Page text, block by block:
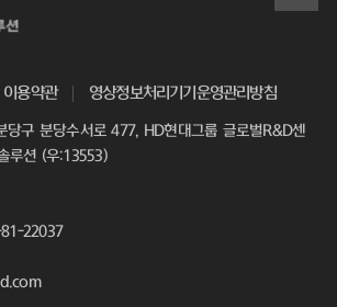
이용약관 영상정보처리기기운영관리방침
당구 분당수서로 477, HD현대그룹 글로벌R&D센
루션 (우:13553)
22037